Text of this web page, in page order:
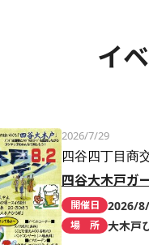
イ
2026/7/29
四谷四丁目商
四谷大木戸ガ
開催日 2026/
場 所 大木戸